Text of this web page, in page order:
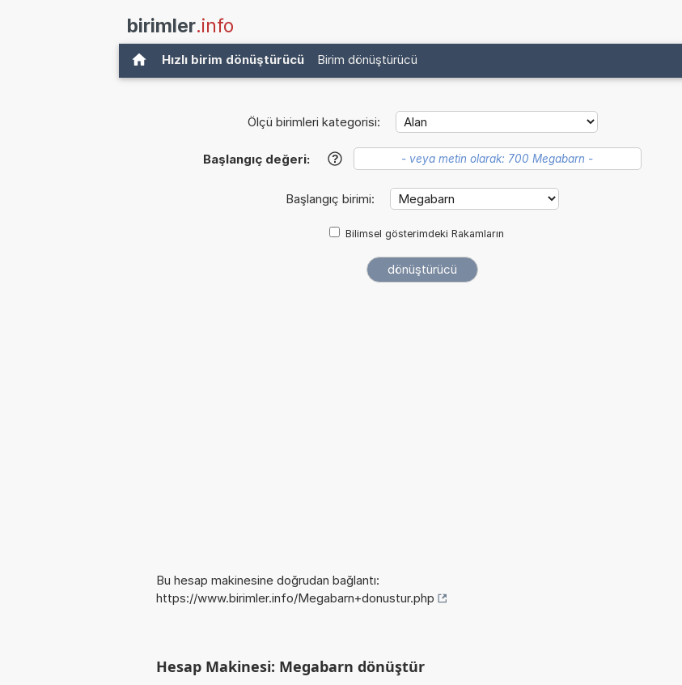
birimler.info
Hızlı birim dönüştürücü Birim dönüştürücü
Ölçü birimleri kategorisi:
Başlangıç değeri: ?
Başlangıç birimi:
Bilimsel gösterimdeki Rakamların
Bu hesap makinesine doğrudan bağlantı:
https://www.birimler.info/Megabarn+donustur.php
Hesap Makinesi: Megabarn dönüştür